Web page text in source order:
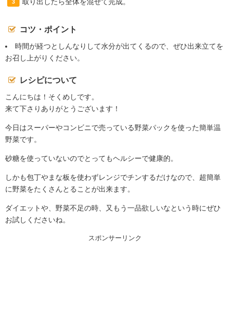
3
コツ・ポイント
時間が経つとしんなりして水分が出てくるので、ぜひ出来立てを
お召し上がりください。
レシピについて
こんにちは！そくめしです。
来て下さりありがとうございます！
今日はスーパーやコンビニで売っている野菜パックを使った簡単温
野菜です。
砂糖を使っていないのでとってもヘルシーで健康的。
しかも包丁やまな板を使わずレンジでチンするだけなので、超簡単
に野菜をたくさんとることが出来ます。
ダイエットや、野菜不足の時、又もう一品欲しいなという時にぜひ
お試しくださいね。
スポンサーリンク